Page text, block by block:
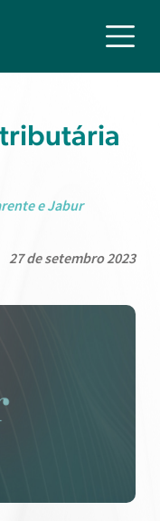
e Jabur
27 de setembro 2023